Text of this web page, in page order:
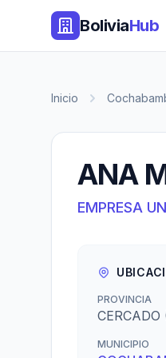
BoliviaHub
Inicio
ANA
EMPRESA
PROVINCIA
MUNICIPIO